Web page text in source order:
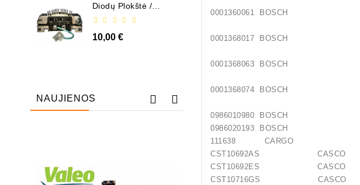
Diodų Plokštė /
10,00 €
NAUJIENOS
Išparduota
0001360061 BOSCH
0001368017 BOSCH
0001368063 BOSCH
0001368074 BOSCH
0986010980 BOSCH
0986020193 BOSCH
111638 CARGO
CST10692AS CASCO
CST10692ES CASCO
CST10716GS CASCO